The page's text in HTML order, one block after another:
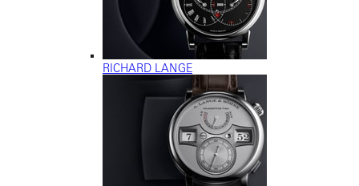
RICHARD LANGE